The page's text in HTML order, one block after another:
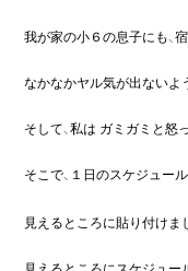
我が家の小６の息子にも、
なかなかヤル気が出ないよ
そして、私は ガミガミと怒
そこで、１日のスケジュー
見えるところに貼り付けま